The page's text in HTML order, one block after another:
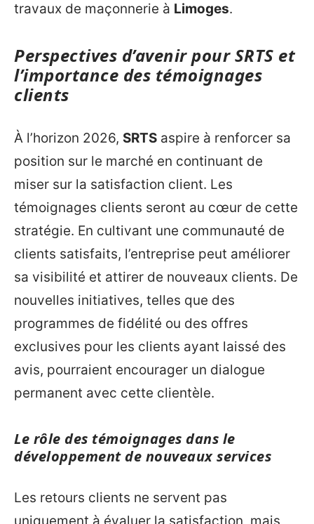
travaux de maçonnerie à Limoges.
Perspectives d’avenir pour SRTS et
l’importance des témoignages
clients
À l’horizon 2026, SRTS aspire à renforcer sa
position sur le marché en continuant de
miser sur la satisfaction client. Les
témoignages clients seront au cœur de cette
stratégie. En cultivant une communauté de
clients satisfaits, l’entreprise peut améliorer
sa visibilité et attirer de nouveaux clients. De
nouvelles initiatives, telles que des
programmes de fidélité ou des offres
exclusives pour les clients ayant laissé des
avis, pourraient encourager un dialogue
permanent avec cette clientèle.
Le rôle des témoignages dans le
développement de nouveaux services
Les retours clients ne servent pas